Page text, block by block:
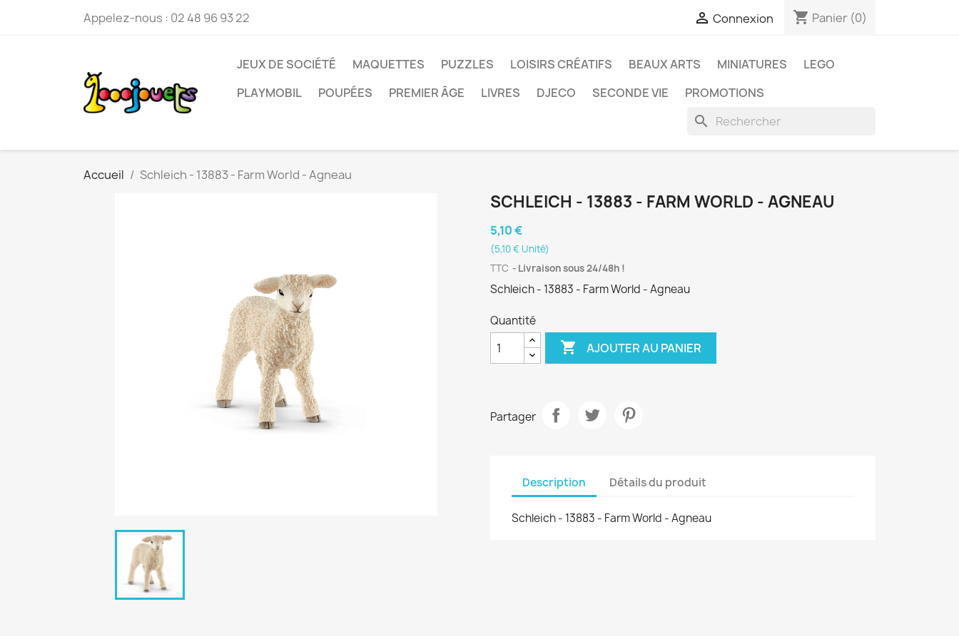
Appelez-nous : 02 48 96 93 22  Connexion shopping_cart Panier (0)
JEUX DE SOCIÉTÉ MAQUETTES PUZZLES LOISIRS CRÉATIFS BEAUX ARTS MINIATURES
LEGO
PLAYMOBIL
POUPÉES PREMIER ÂGE LIVRES DJECO SECONDE VIE PROMOTIONS
search
Accueil Schleich - 13883 - Farm World - Agneau
SCHLEICH - 13883 - FARM WORLD - AGNEAU
5,10 €
(5,10 € Unité)
TTC
Livraison sous 24/48h !
Schleich - 13883 - Farm World - Agneau
Quantité
 AJOUTER AU PANIER
Partager
Description Détails du produit
Schleich - 13883 - Farm World - Agneau